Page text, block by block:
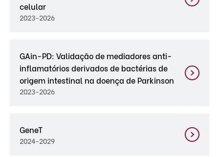
celular
2023-2026
GAin-PD: Validação de mediadores anti-
inflamatórios derivados de bactérias de
origem intestinal na doença de Parkinson
2023-2026
GeneT
2024-2029